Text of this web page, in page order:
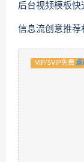
后台视频模板快
信息流创意推荐
VIP/SVIP免费 点